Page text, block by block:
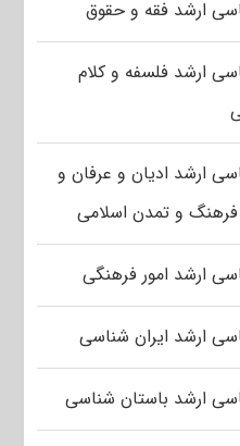
ارشد فقه و حقوق
ارشد فلسفه و کلام
ارشد ادیان و عرفان و
فرهنگ و تمدن اسلامی
ارشد امور فرهنگی
ارشد ایران شناسی
ارشد باستان شناسی